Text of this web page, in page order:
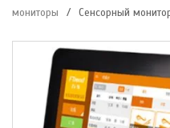
мониторы
/ Сенсорный